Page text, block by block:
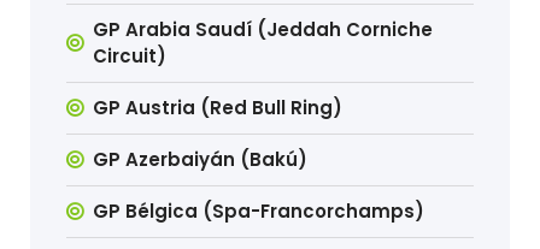
GP Arabia Saudí (Jeddah Corniche
Circuit)
GP Austria (Red Bull Ring)
GP Azerbaiyán (Bakú)
GP Bélgica (Spa-Francorchamps)